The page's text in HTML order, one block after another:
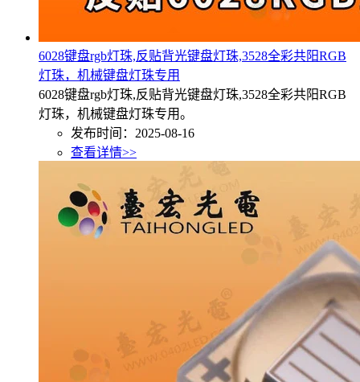
6028键盘rgb灯珠,反贴背光键盘灯珠,3528全彩共阳RGB
灯珠，机械键盘灯珠专用
6028键盘rgb灯珠,反贴背光键盘灯珠,3528全彩共阳RGB
灯珠，机械键盘灯珠专用。
发布时间：2025-08-16
查看详情>>